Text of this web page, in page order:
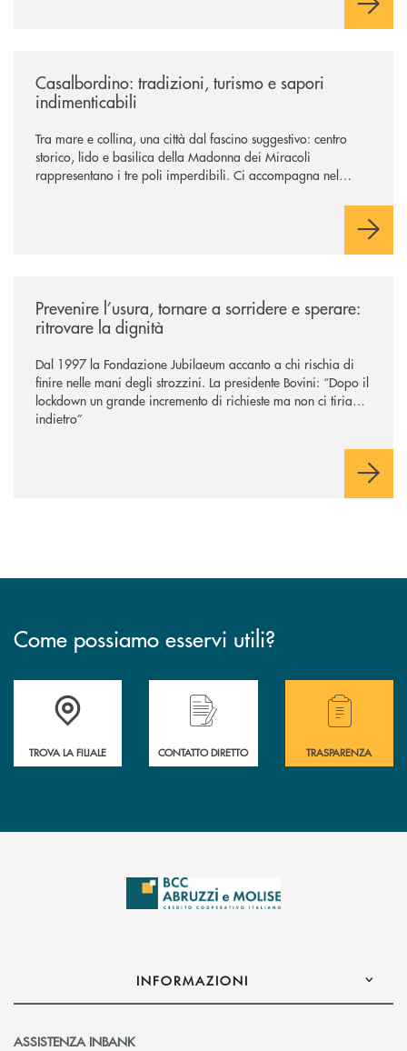
Casalbordino: tradizioni, turismo e sapori
indimenticabili
Tra mare e collina, una città dal fascino suggestivo: centro
storico, lido e basilica della Madonna dei Miracoli
rappresentano i tre poli imperdibili. Ci accompagna nel
Prevenire l’usura, tornare a sorridere e sperare:
ritrovare la dignità
Dal 1997 la Fondazione Jubilaeum accanto a chi rischia di
finire nelle mani degli strozzini. La presidente Bovini: “Dopo il
lockdown un grande incremento di richieste ma non ci tiriamo
indietro”
Come possiamo esservi utili?
Accedi all' elenco completo delle filiali .
TROVA LA FILIALE CONTATTO DIRETTO
Hai bisogno di
TRASPARENZA
INFORMAZIONI
ASSISTENZA INBANK